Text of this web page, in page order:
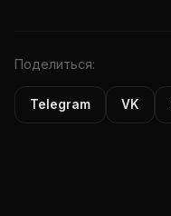
Поделиться:
Telegram VK